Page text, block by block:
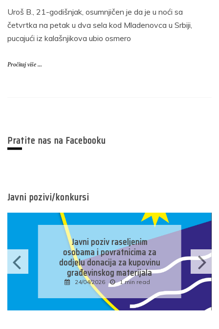
Uroš B., 21-godišnjak, osumnjičen je da je u noći sa
četvrtka na petak u dva sela kod Mladenovca u Srbiji,
pucajući iz kalašnjikova ubio osmero
Pročitaj više ...
Pratite nas na Facebooku
Javni pozivi/konkursi
Javni konkurs za prijavu
kandidata za imenovanje
predsjednika/zamjenika
predsjednika biračkog odbora
u osnovnim izbornim
jedinicama u Bosni i
Hercegovini
16/04/2026 1 min read